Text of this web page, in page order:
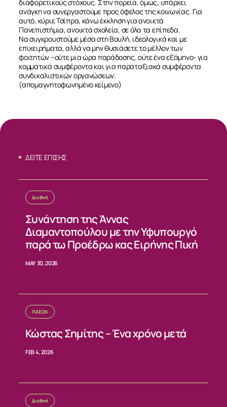
διαφορετικούς στόχους. Στην πορεία, όμως, υπάρχει
ανάγκη να συνεργαστούμε προς όφελος της κοινωνίας. Για
αυτό, κύριε Τσίπρα, κάνω έκκληση για ανοικτά
Πανεπιστήμια, ανοικτά σχολεία, σε όλα τα επίπεδα.
Να συγκρουστούμε μέσα στη Βουλή, ιδεολογικά και με
επιχειρήματα, αλλά να μην θυσιάσετε το μέλλον των
φοιτητών –ούτε μια ώρα παράδοσης, ούτε ένα εξάμηνο- για
κομματικά συμφέροντα και για παραταξιακά συμφέροντα
συνδικαλιστικών οργανώσεων.
(απομαγνητοφωνημένο κείμενο)
ΔΕΙΤΕ ΕΠΙΣΗΣ
Διεθνή
Συνάντηση της Άννας
Διαμαντοπούλου με την Υφυπουργό
παρά τω Προέδρω κας Ειρήνης Πική
MAY 30, 2026
ΠΑΣΟΚ
Κώστας Σημίτης – Ένα χρόνο μετά
FEB 4, 2026
Διεθνή